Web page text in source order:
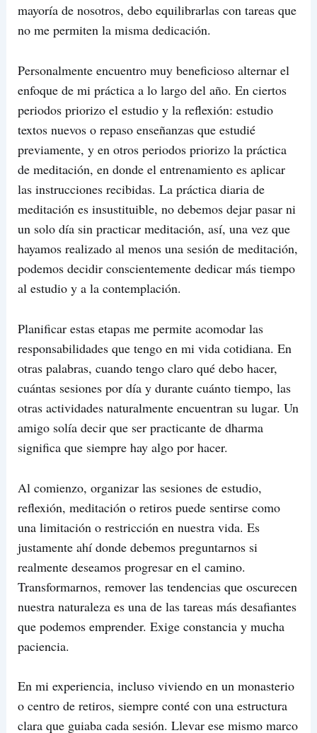
mayoría de nosotros, debo equilibrarlas con tareas que
no me permiten la misma dedicación.
Personalmente encuentro muy beneficioso alternar el
enfoque de mi práctica a lo largo del año. En ciertos
periodos priorizo el estudio y la reflexión: estudio
textos nuevos o repaso enseñanzas que estudié
previamente, y en otros periodos priorizo la práctica
de meditación, en donde el entrenamiento es aplicar
las instrucciones recibidas. La práctica diaria de
meditación es insustituible, no debemos dejar pasar ni
un solo día sin practicar meditación, así, una vez que
hayamos realizado al menos una sesión de meditación,
podemos decidir conscientemente dedicar más tiempo
al estudio y a la contemplación.
Planificar estas etapas me permite acomodar las
responsabilidades que tengo en mi vida cotidiana. En
otras palabras, cuando tengo claro qué debo hacer,
cuántas sesiones por día y durante cuánto tiempo, las
otras actividades naturalmente encuentran su lugar. Un
amigo solía decir que ser practicante de dharma
significa que siempre hay algo por hacer.
Al comienzo, organizar las sesiones de estudio,
reflexión, meditación o retiros puede sentirse como
una limitación o restricción en nuestra vida. Es
justamente ahí donde debemos preguntarnos si
realmente deseamos progresar en el camino.
Transformarnos, remover las tendencias que oscurecen
nuestra naturaleza es una de las tareas más desafiantes
que podemos emprender. Exige constancia y mucha
paciencia.
En mi experiencia, incluso viviendo en un monasterio
o centro de retiros, siempre conté con una estructura
clara que guiaba cada sesión. Llevar ese mismo marco